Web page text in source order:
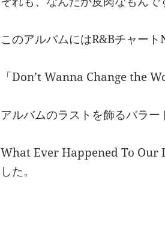
このアルバムにはR&Bチャー
「Don’t Wanna Change the
アルバムのラストを飾るバラー
What Ever Happened To Our
した。